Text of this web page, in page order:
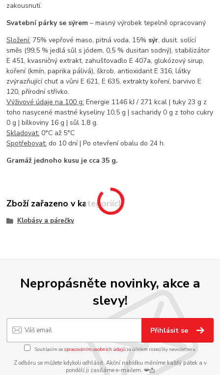
zakousnutí.
Svatební párky se sýrem – masný výrobek tepelně opracovaný
Složení: 75% vepřové maso, pitná voda, 15% sýr, dusit. solící
směs (99,5 % jedlá sůl s jódem, 0,5 % dusitan sodný), stabilizátor
E 451, kvasničný extrakt, zahušťovadlo E 407a, glukózový sirup,
koření (kmín, paprika pálivá), škrob, antioxidant E 316, látky
zvýrazňující chuť a vůni E 621, E 635, extrakty koření, barvivo E
120, přírodní střívko.
Výživové údaje na 100 g: Energie 1146 kJ / 271 kcal | tuky 23 g z
toho nasycené mastné kyseliny 10,5 g | sacharidy 0 g z toho cukry
0 g | bílkoviny 16 g | sůl 1,8 g.
Skladovat: 0°C až 5°C
Spotřebovat: do 10 dní | Po otevření obalu do 24 h.
Gramáž jednoho kusu je cca 35 g.
Zboží zařazeno v kategoriích
Klobásy a párečky
Nepropásněte novinky, akce a
slevy!
Přihlásit se
Souhlasím se zpracováním osobních údajůza účelem rozesílky newsletteru.
Z odběru se můžete kdykoli odhlásit. Akční nabídku měníme každý pátek a v
pondělí ji zasíláme e-mailem. 📯📩